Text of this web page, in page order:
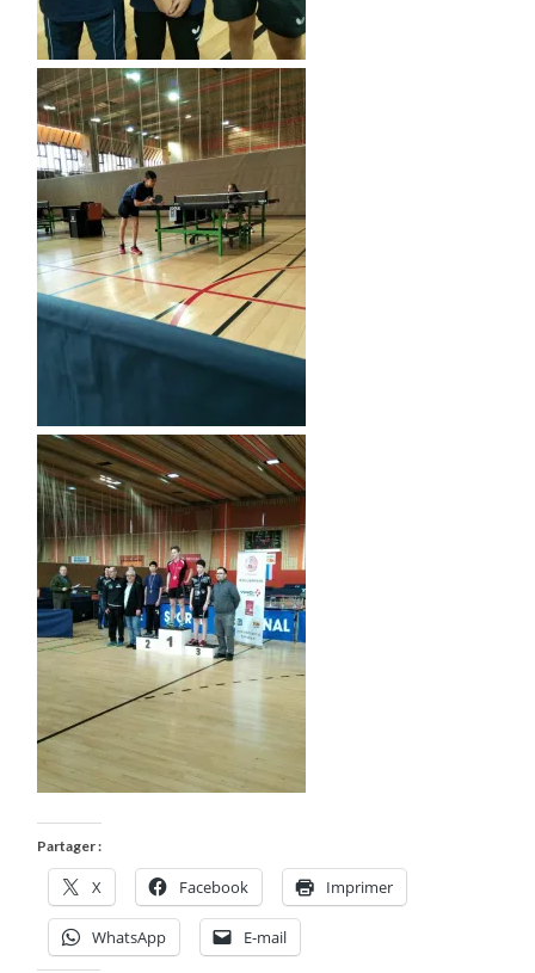
Partager :
X Facebook Imprimer
WhatsApp E-mail